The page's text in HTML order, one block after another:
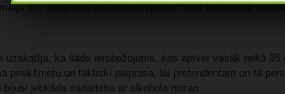
nav saņēmuši un līguma izpildes laikā nesaņems
uzskatīja, ka šāds ierobežojums, kas aptver vairāk nekā 35
priekšmetu un faktiski pieprasa, lai pretendentam un tā
jebkāda sadarbība ar alkohola nozari.